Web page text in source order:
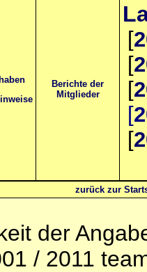
Berichte der
Mitglieder
[
[
[
[
[
zurück zur
der
/ 2011